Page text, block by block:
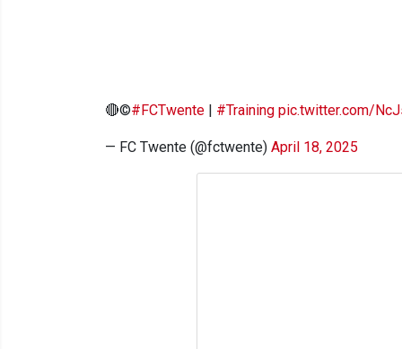
🔴©️#FCTwente | #Training pic.twitter.com/
— FC Twente (@fctwente) April 18, 2025